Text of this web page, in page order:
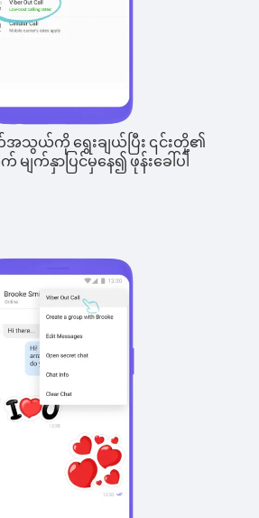
အသွယ်ကို ရွေးချယ်ပြီး ၎င်းတို့၏
က်နှာပြင်မှနေ၍ ဖုန်းခေါ်ပါ